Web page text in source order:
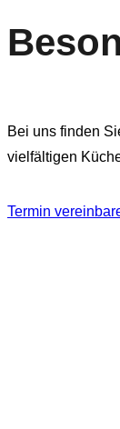
Bei uns finden
vielfältigen
Termin